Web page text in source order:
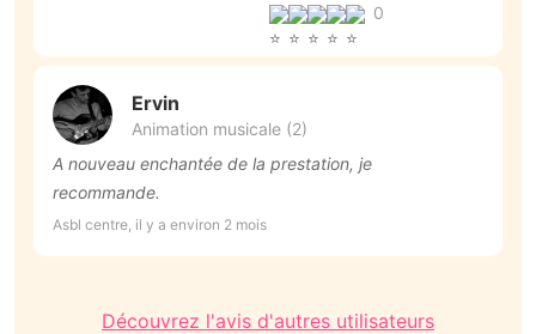
0
Ervin
Animation musicale (2)
A nouveau enchantée de la prestation, je
recommande.
Asbl centre, il y a environ 2 mois
Découvrez l'avis d'autres utilisateurs